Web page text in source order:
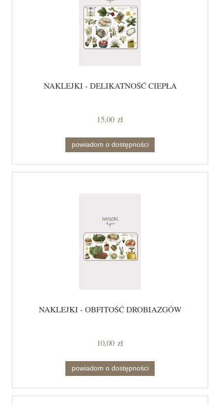
NAKLEJKI - DELIKATNOŚĆ CIEPŁA
15,00 zł
powiadom o dostępności
NAKLEJKI - OBFITOŚĆ DROBIAZGÓW
10,00 zł
powiadom o dostępności